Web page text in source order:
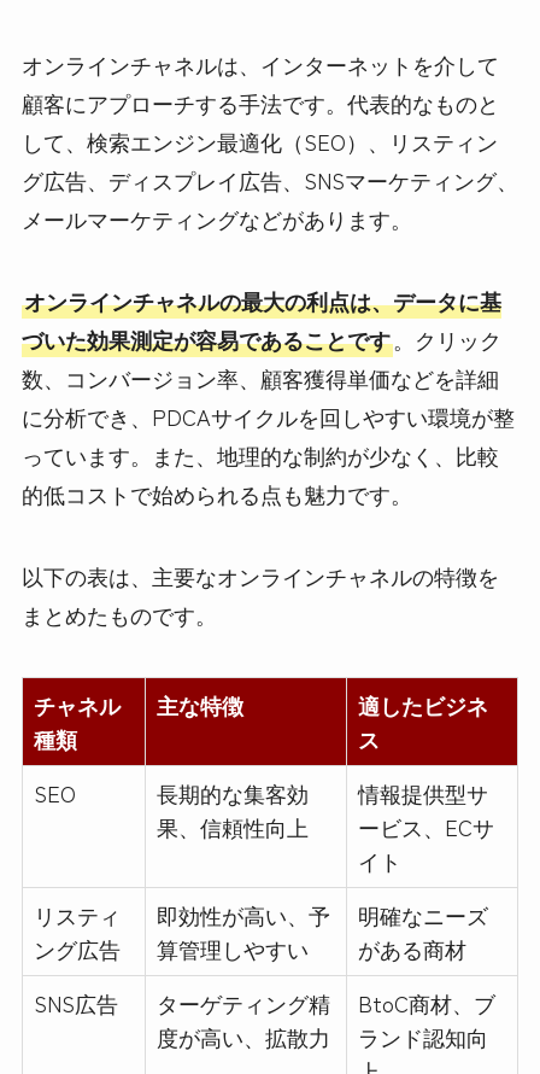
オンラインチャネルは、インターネットを介して
顧客にアプローチする手法です。代表的なものと
して、検索エンジン最適化（SEO）、リスティン
グ広告、ディスプレイ広告、SNSマーケティング、
メールマーケティングなどがあります。
オンラインチャネルの最大の利点は、データに基
づいた効果測定が容易であることです。クリック
数、コンバージョン率、顧客獲得単価などを詳細
に分析でき、PDCAサイクルを回しやすい環境が整
っています。また、地理的な制約が少なく、比較
的低コストで始められる点も魅力です。
以下の表は、主要なオンラインチャネルの特徴を
まとめたものです。
チャネル
種類
主な特徴
適したビジネ
ス
SEO
長期的な集客効
果、信頼性向上
情報提供型サ
ービス、ECサ
イト
リスティ
ング広告
即効性が高い、予
算管理しやすい
明確なニーズ
がある商材
SNS広告
ターゲティング精
度が高い、拡散力
BtoC商材、ブ
ランド認知向